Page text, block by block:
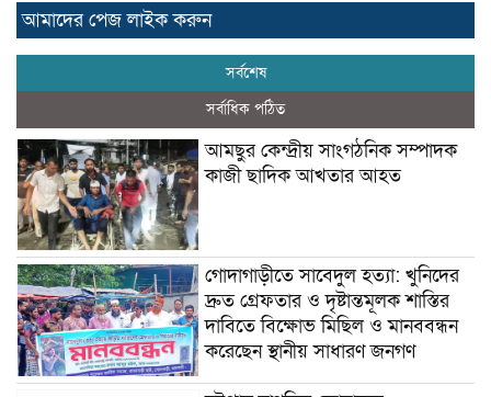
আমাদের পেজ লাইক করুন
সর্বশেষ
সর্বাধিক পঠিত
আমছুর কেন্দ্রীয় সাংগঠনিক সম্পাদক
কাজী ছাদিক আখতার আহত
গোদাগাড়ীতে সাবেদুল হত্যা: খুনিদের
দ্রুত গ্রেফতার ও দৃষ্টান্তমূলক শাস্তির
দাবিতে বিক্ষোভ মিছিল ও মানববন্ধন
করেছেন স্থানীয় সাধারণ জনগণ